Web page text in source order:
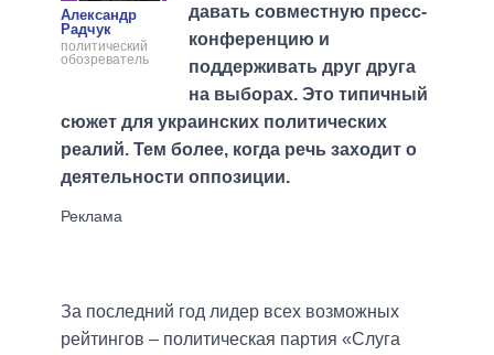
Александр
Радчук
политический
обозреватель
давать совместную пресс-
конференцию и
поддерживать друг друга
на выборах. Это типичный
сюжет для украинских политических
реалий. Тем более, когда речь заходит о
деятельности оппозиции.
За последний год лидер всех возможных
рейтингов – политическая партия «Слуга